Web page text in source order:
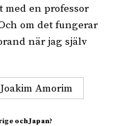
med en professor
om det fungerar
när jag själv
och Japan?